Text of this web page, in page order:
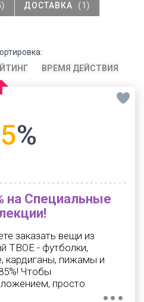
ДОСТАВКА (1)
ВРЕМЯ ДЕЙСТВИЯ
%
на Специальные
заказать вещи из
ТВОЕ - футболки,
кардиганы, пижамы и
Чтобы
просто